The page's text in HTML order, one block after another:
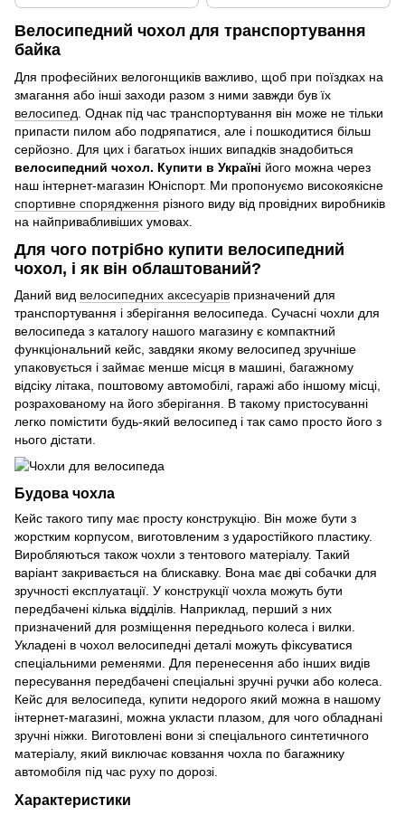
Велосипедний чохол для транспортування
байка
Для професійних велогонщиків важливо, щоб при поїздках на
змагання або інші заходи разом з ними завжди був їх
велосипед . Однак під час транспортування він може не тільки
припасти пилом або подряпатися, але і пошкодитися більш
серйозно. Для цих і багатьох інших випадків знадобиться
велосипедний чохол. Купити в Україні його можна через
наш інтернет-магазин Юніспорт. Ми пропонуємо високоякісне
спортивне спорядження різного виду від провідних виробників
на найпривабливіших умовах.
Для чого потрібно купити велосипедний
чохол, і як він облаштований?
Даний вид велосипедних аксесуарів призначений для
транспортування і зберігання велосипеда. Сучасні чохли для
велосипеда з каталогу нашого магазину є компактний
функціональний кейс, завдяки якому велосипед зручніше
упаковується і займає менше місця в машині, багажному
відсіку літака, поштовому автомобілі, гаражі або іншому місці,
розрахованому на його зберігання. В такому пристосуванні
легко помістити будь-який велосипед і так само просто його з
нього дістати.
Будова чохла
Кейс такого типу має просту конструкцію. Він може бути з
жорстким корпусом, виготовленим з ударостійкого пластику.
Виробляються також чохли з тентового матеріалу. Такий
варіант закривається на блискавку. Вона має дві собачки для
зручності експлуатації. У конструкції чохла можуть бути
передбачені кілька відділів. Наприклад, перший з них
призначений для розміщення переднього колеса і вилки.
Укладені в чохол велосипедні деталі можуть фіксуватися
спеціальними ременями. Для перенесення або інших видів
пересування передбачені спеціальні зручні ручки або колеса.
Кейс для велосипеда, купити недорого який можна в нашому
інтернет-магазині, можна укласти плазом, для чого обладнані
зручні ніжки. Виготовлені вони зі спеціального синтетичного
матеріалу, який виключає ковзання чохла по багажнику
автомобіля під час руху по дорозі.
Характеристики